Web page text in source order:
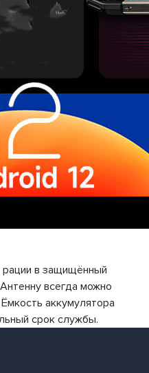
рации в защищённый
всегда можно
аккумулятора
срок службы.